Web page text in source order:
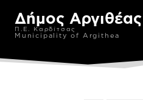
Δήμος Αργιθέας
Π.Ε. Καρδίτσας
Municipality of Argithea